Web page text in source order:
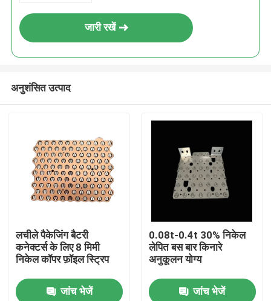
जारी रखें
अनुशंसित उत्पाद
लचीले पैकेजिंग बैटरी
कनेक्टर्स के लिए 8 मिमी
निकेल कॉपर फ़ॉइल स्ट्रिप
जांच भेजें
0.08t-0.4t 30% निकेल
लेपित बस बार किनारे
अनुकूलन योग्य
जांच भेजें